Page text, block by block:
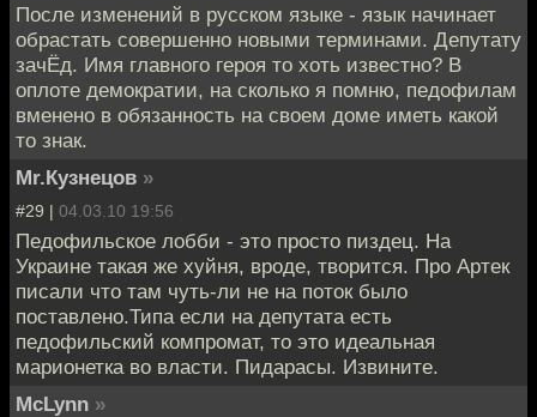
После изменений в русском языке - язык начинает
обрастать совершенно новыми терминами. Депутату
зачЁд. Имя главного героя то хоть известно? В
оплоте демократии, на сколько я помню, педофилам
вменено в обязанность на своем доме иметь какой
то знак.
Mr.Кузнецов »
#29 | 04.03.10 19:56
Педофильское лобби - это просто пиздец. На
Украине такая же хуйня, вроде, творится. Про Артек
писали что там чуть-ли не на поток было
поставлено.Типа если на депутата есть
педофильский компромат, то это идеальная
марионетка во власти. Пидарасы. Извините.
McLynn »